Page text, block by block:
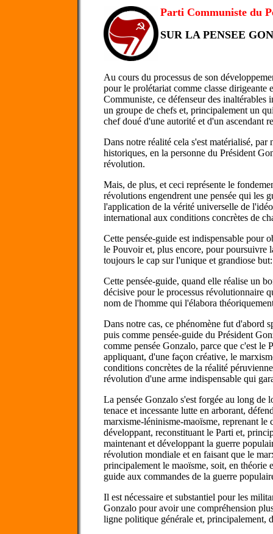
Parti Communiste du
SUR LA PENSEE
Au cours du processus de son
pour le prolétariat comme classe dirigeante
Communiste, ce défenseur des inaltérables
un groupe de chefs et, principalement un
chef doué d'une autorité et d'un ascendant
Dans notre réalité cela s'est matérialisé, par
historiques, en la personne du Président
révolution.
Mais, de plus, et ceci représente le
révolutions engendrent une pensée qui les
l'application de la vérité universelle de
international aux conditions concrètes de
Cette pensée-guide est indispensable pour
le Pouvoir et, plus encore, pour poursuivre
toujours le cap sur l'unique et grandiose
Cette pensée-guide, quand elle réalise un
décisive pour le processus révolutionnaire
nom de l'homme qui l'élabora
Dans notre cas, ce phénomène fut d'abord
puis comme pensée-guide du Président
comme pensée Gonzalo, parce que c'est le
appliquant, d'une façon créative, le
conditions concrètes de la réalité
révolution d'une arme indispensable qui
La pensée Gonzalo s'est forgée au long de
tenace et incessante lutte en arborant,
marxisme-léninisme-maoïsme, reprenant le
développant, reconstituant le Parti et,
maintenant et développant la guerre
révolution mondiale et en faisant que le
principalement le maoïsme, soit, en théorie
guide aux commandes de la guerre
Il est nécessaire et substantiel pour les
Gonzalo pour avoir une compréhension
ligne politique générale et, principalement,